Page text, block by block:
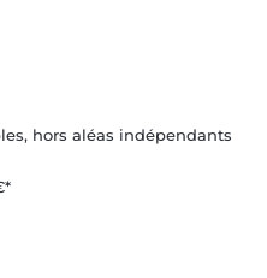
hors aléas indépendants